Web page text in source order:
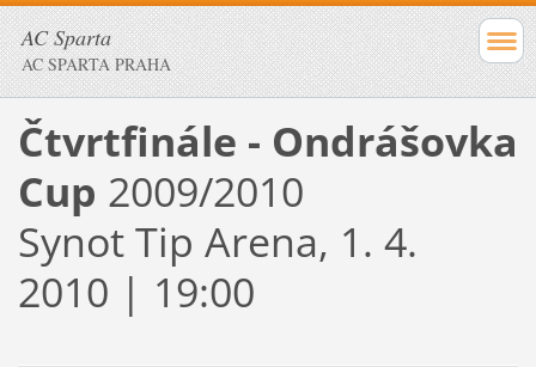
AC Sparta
AC SPARTA PRAHA
Čtvrtfinále - Ondrášovka
Cup 2009/2010
Synot Tip Arena, 1. 4.
2010 | 19:00